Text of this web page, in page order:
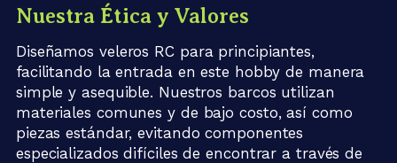
Nuestra Ética y Valores
Diseñamos veleros RC para principiantes,
facilitando la entrada en este hobby de manera
simple y asequible. Nuestros barcos utilizan
materiales comunes y de bajo costo, así como
piezas estándar, evitando componentes
especializados difíciles de encontrar a través de